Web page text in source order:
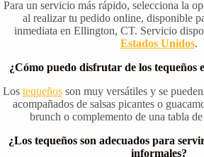
Para un servicio más rápido, selecciona la
al realizar tu pedido online, disponible
inmediata en Ellington, CT. Servicio
Estados Unidos.
¿Cómo puedo disfrutar de los tequeños
Los tequeñosson muy versátiles y se
acompañados de salsas picantes o
brunch o complemento de una tabla
¿Los tequeños son adecuados para
informales?